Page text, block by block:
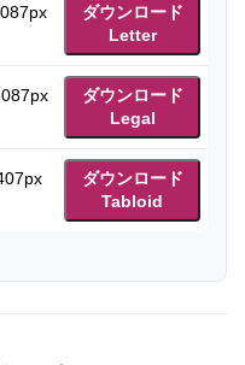
ダウンロード
Letter
ダウンロード
Legal
ダウンロード
Tabloid